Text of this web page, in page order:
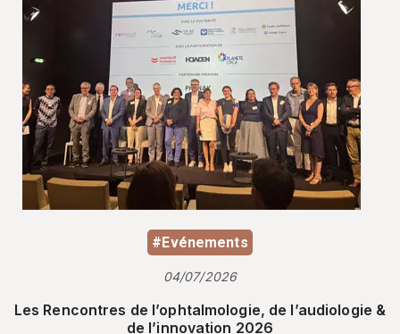
#Evénements
04/07/2026
Les Rencontres de l’ophtalmologie, de l’audiologie &
de l’innovation 2026